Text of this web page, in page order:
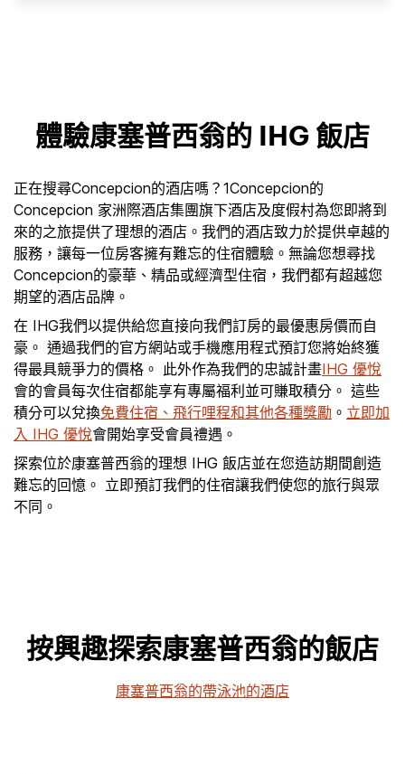
體驗康塞普西翁的 IHG 飯店
正在搜尋Concepcion的酒店嗎？1Concepcion的
Concepcion 家洲際酒店集團旗下酒店及度假村為您即將到
來的之旅提供了理想的酒店。我們的酒店致力於提供卓越的
服務，讓每一位房客擁有難忘的住宿體驗。無論您想尋找
Concepcion的豪華、精品或經濟型住宿，我們都有超越您
期望的酒店品牌。
在 IHG我們以提供給您直接向我們訂房的最優惠房價而自
豪。 通過我們的官方網站或手機應用程式預訂您將始終獲
得最具競爭力的價格。 此外作為我們的忠誠計畫IHG 優悅
會的會員每次住宿都能享有專屬福利並可賺取積分。 這些
積分可以兌換免費住宿、飛行哩程和其他各種獎勵 。 立即加
入 IHG 優悅會開始享受會員禮遇。
探索位於康塞普西翁的理想 IHG 飯店並在您造訪期間創造
難忘的回憶。 立即預訂我們的住宿讓我們使您的旅行與眾
不同。
按興趣探索康塞普西翁的飯店
康塞普西翁的帶泳池的酒店